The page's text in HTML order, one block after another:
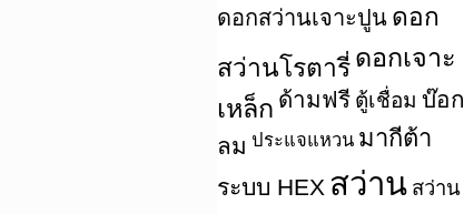
ดอกสว่านเจาะปูน ดอก
สว่านโรตารี่ ดอกเจาะ
เหล็ก ด้ามฟรี ตู้เชื่อม บ๊อก
ลม ประแจแหวน มากีต้า
ระบบ HEX สว่าน สว่าน